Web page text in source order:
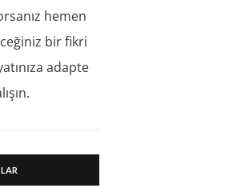
hemen
bir fikri
adapte